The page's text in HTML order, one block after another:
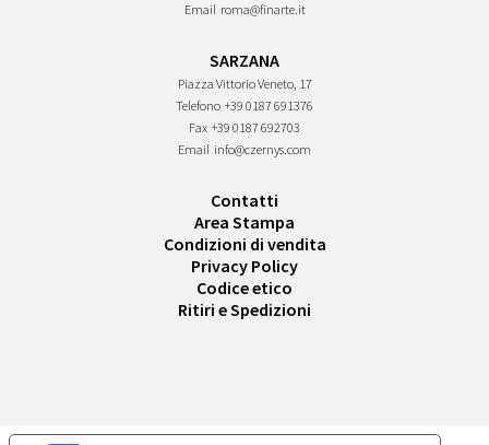
Email roma@finarte.it
SARZANA
Piazza Vittorio Veneto, 17
Telefono +39 0187 691376
Fax +39 0187 692703
Email info@czernys.com
Contatti
Area Stampa
Condizioni di vendita
Privacy Policy
Codice etico
Ritiri e Spedizioni